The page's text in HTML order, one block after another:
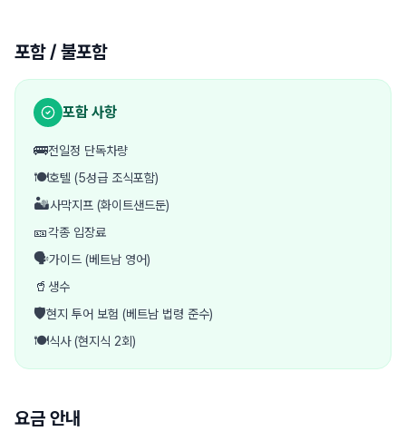
포함 / 불포함
포함 사항
🚌전일정 단독차량
🍽️호텔 (5성급 조식포함)
🏜️사막지프 (화이트샌드둔)
🎫각종 입장료
🗣️가이드 (베트남 영어)
🥤 생수
🛡️현지 투어 보험 (베트남 법령 준수)
🍽️식사 (현지식 2회)
요금 안내